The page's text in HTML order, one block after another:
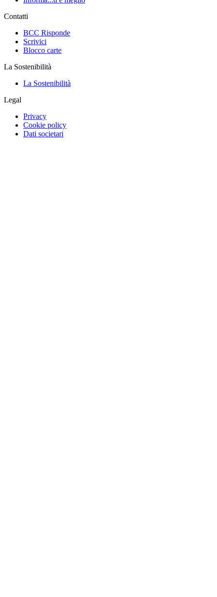
Contatti
BCC Risponde
Scrivici
Blocco carte
La Sostenibilità
La Sostenibilità
Legal
Privacy
Cookie policy
Dati societari